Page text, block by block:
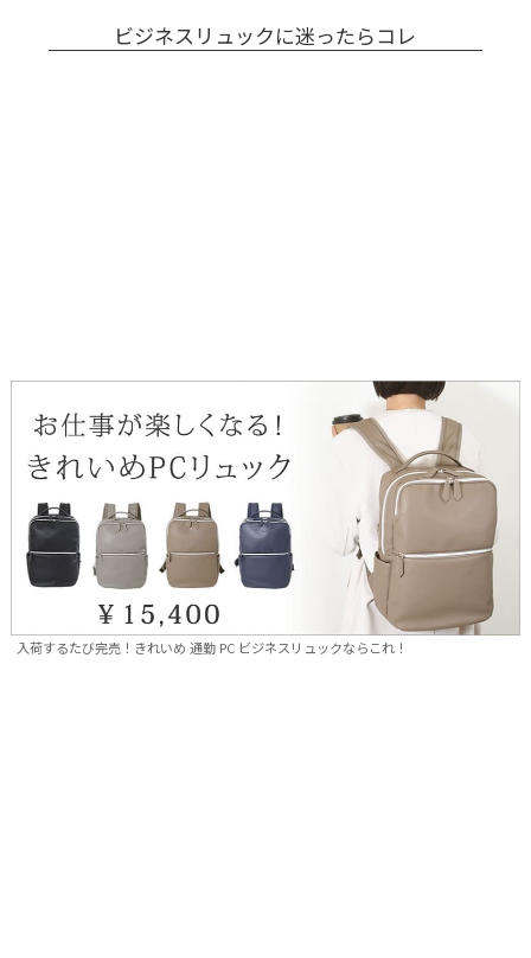
ビジネスリュックに迷ったらコレ
入荷するたび完売！きれいめ 通勤 PC ビジネスリュックならこれ！